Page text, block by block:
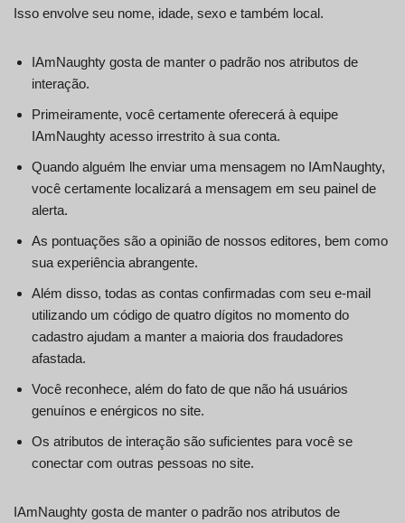
Isso envolve seu nome, idade, sexo e também local.
IAmNaughty gosta de manter o padrão nos atributos de
interação.
Primeiramente, você certamente oferecerá à equipe
IAmNaughty acesso irrestrito à sua conta.
Quando alguém lhe enviar uma mensagem no IAmNaughty,
você certamente localizará a mensagem em seu painel de
alerta.
As pontuações são a opinião de nossos editores, bem como
sua experiência abrangente.
Além disso, todas as contas confirmadas com seu e-mail
utilizando um código de quatro dígitos no momento do
cadastro ajudam a manter a maioria dos fraudadores
afastada.
Você reconhece, além do fato de que não há usuários
genuínos e enérgicos no site.
Os atributos de interação são suficientes para você se
conectar com outras pessoas no site.
IAmNaughty gosta de manter o padrão nos atributos de